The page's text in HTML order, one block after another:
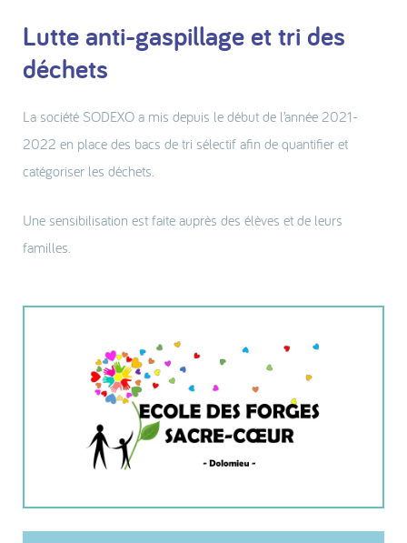
Lutte anti-gaspillage et tri des
déchets
La société SODEXO a mis depuis le début de l’année 2021-
2022 en place des bacs de tri sélectif afin de quantifier et
catégoriser les déchets.
Une sensibilisation est faite auprès des élèves et de leurs
familles.